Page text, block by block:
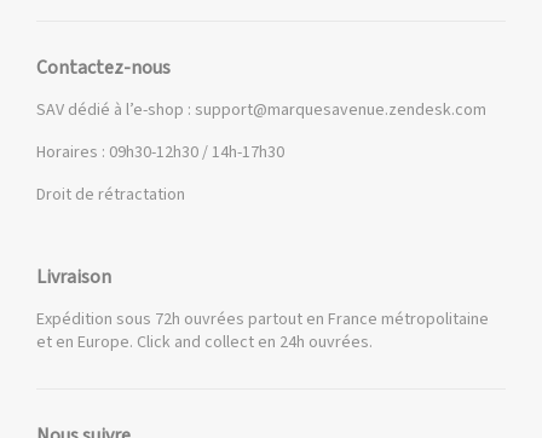
Contactez-nous
SAV dédié à l’e-shop : support@marquesavenue.zendesk.com
Horaires : 09h30-12h30 / 14h-17h30
Droit de rétractation
Livraison
Expédition sous 72h ouvrées partout en France métropolitaine
et en Europe. Click and collect en 24h ouvrées.